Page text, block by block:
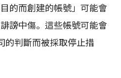
的而創建的帳號」可能會
謗中傷。這些帳號可能會
的判斷而被採取停止措